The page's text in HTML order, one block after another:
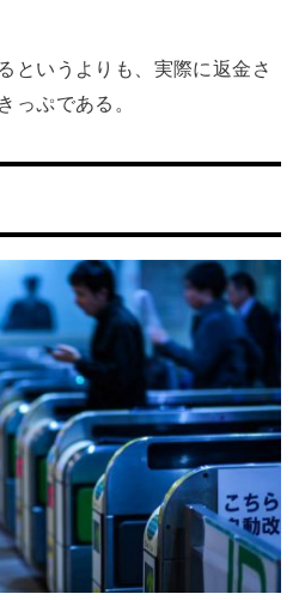
というよりも、実際に返金さ
っぷである。